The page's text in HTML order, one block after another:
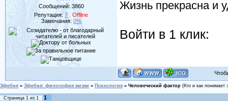
Сообщений: 3860
Репутация:7
Offline
Замечания: 0%
Жизнь прекрасна и
Войти в 1 клик:
Эфебия » Эфебия: философия жизни » Психология » Человеческий фактор (Кто и как понимает
Страница 1 из 1 1